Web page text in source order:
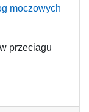
moczowych
przeciagu